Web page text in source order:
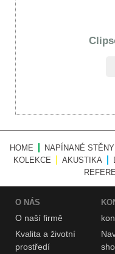
HOME NAPÍNANÉ STĚNY
KOLEKCE
AKUSTIKA
O NÁS
O naší firmě
Kvalita a životní
prostředí